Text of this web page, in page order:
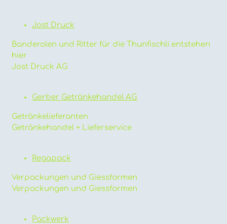
Jost Druck
Banderolen und Ritter für die Thunfischli entstehen
hier
Jost Druck AG
Gerber Getränkehandel AG
Getränkelieferanten
Getränkehandel + Lieferservice
Regapack
Verpackungen und Giessformen
Verpackungen und Giessformen
Packwerk